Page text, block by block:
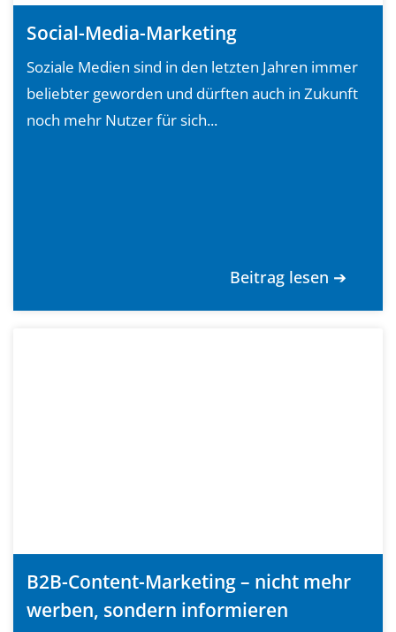
Social-Media-Marketing
Soziale Medien sind in den letzten Jahren immer
beliebter geworden und dürften auch in Zukunft
noch mehr Nutzer für sich...
Beitrag lesen ➔
B2B-Content-Marketing – nicht mehr
werben, sondern informieren